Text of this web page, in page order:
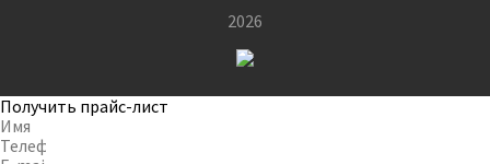
2026
Получить прайс-лист